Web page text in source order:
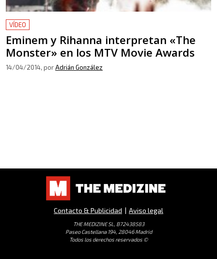
VÍDEO
Eminem y Rihanna interpretan «The
Monster» en los MTV Movie Awards
14/04/2014, porAdrián González
Contacto & Publicidad | Aviso legal
THE MEDIZINE SL, B72438583
Paseo Castellana 194, 28046 Madrid
Todos los derechos reservados ©